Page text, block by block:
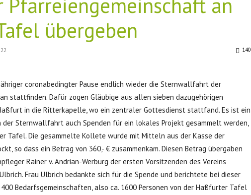
übergeben
140
coronabedingter Pause endlich wieder die Sternwallfahrt der
stattfinden. Dafür zogen Gläubige aus allen sieben dazugehörigen
in die Ritterkapelle, wo ein zentraler Gottesdienst stattfand. Es ist ein
der Sternwallfahrt auch Spenden für ein lokales Projekt gesammelt werden,
Tafel. Die gesammelte Kollete wurde mit Mitteln aus der Kasse der
so dass ein Betrag von 360,- € zusammenkam. Diesen Betrag übergaben
Rainer v. Andrian-Werburg der ersten Vorsitzenden des Vereins
Frau Ulbrich bedankte sich für die Spende und berichtete bei dieser
Bedarfsgemeinschaften, also ca. 1600 Personen von der Haßfurter Tafel